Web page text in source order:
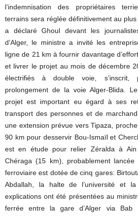
l’indemnisation des propriétaires
terrains sera réglée définitivement au
a déclaré Ghoul devant les
d’Alger, le ministre a invité les
ligne de 21 km à fournir davantage
et livrer le projet au mois de décembre
électrifiés à double voie,
prolongement de la voie Alger-Blida.
projet est important eu égard à ses
transport des personnes et de
une extension prévue vers Tipaza,
90 km pour desservir Bou-Ismaïl et
est en étude pour relier Zéralda à
Chéraga (15 km), probablement
ferroviaire est dotée de cinq gares:
Abdallah, la halte de l’université et
explications ont été présentées au
ferrée entre la gare d’Alger via Bab